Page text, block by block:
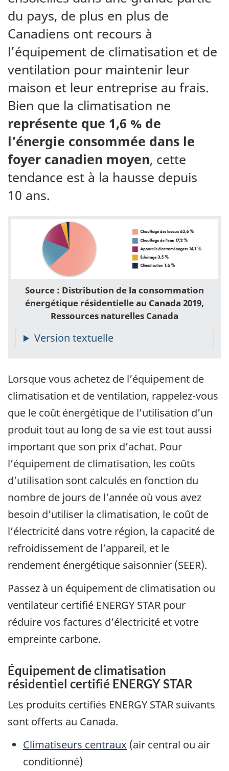
du pays, de plus en plus de
Canadiens ont recours à
l’équipement de climatisation et de
ventilation pour maintenir leur
maison et leur entreprise au frais.
Bien que la climatisation ne
représente que 1,6 % de
l’énergie consommée dans le
foyer canadien moyen, cette
tendance est à la hausse depuis
10 ans.
Source : Distribution de la consommation
énergétique résidentielle au Canada 2019,
Ressources naturelles Canada
Lorsque vous achetez de l’équipement de
climatisation et de ventilation, rappelez-vous
que le coût énergétique de l’utilisation d’un
produit tout au long de sa vie est tout aussi
important que son prix d’achat. Pour
l’équipement de climatisation, les coûts
d’utilisation sont calculés en fonction du
nombre de jours de l’année où vous avez
besoin d’utiliser la climatisation, le coût de
l’électricité dans votre région, la capacité de
refroidissement de l’appareil, et le
rendement énergétique saisonnier (SEER).
Passez à un équipement de climatisation ou
ventilateur certifié ENERGY STAR pour
réduire vos factures d’électricité et votre
empreinte carbone.
Équipement de climatisation
résidentiel certifié ENERGY STAR
Les produits certifiés ENERGY STAR suivants
sont offerts au Canada.
Climatiseurs centraux (air central ou air
conditionné)